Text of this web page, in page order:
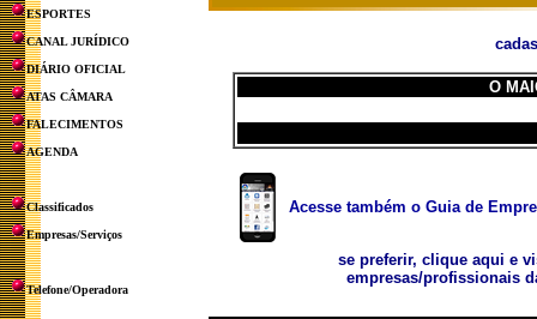
ESPORTES
CANAL JURÍDICO
DIÁRIO OFICIAL
ATAS CÂMARA
FALECIMENTOS
AGENDA
Classificados
Empresas/Serviços
Telefone/Operadora
O
Acesse também o Guia de
se preferir, clique aqui e
empresas/profissionais